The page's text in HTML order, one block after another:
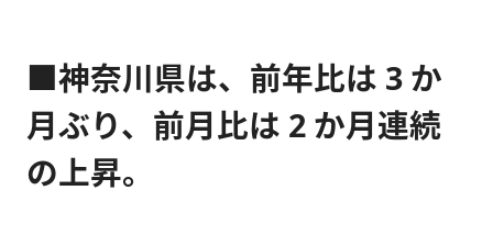
■神奈川県は、前年比は 3 か
月ぶり、前月比は 2 か月連続
の上昇。